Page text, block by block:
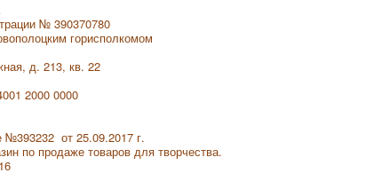
№ 390370780
горисполкомом
д. 213, кв. 22
2000 0000
№393232 от 25.09.2017 г.
по продаже товаров для творчества.